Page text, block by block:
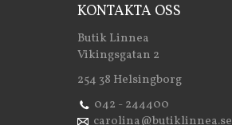
KONTAKTA OSS
Butik Linnea
Vikingsgatan 2
254 38 Helsingborg
042 - 244400
carolina@butiklinnea.se